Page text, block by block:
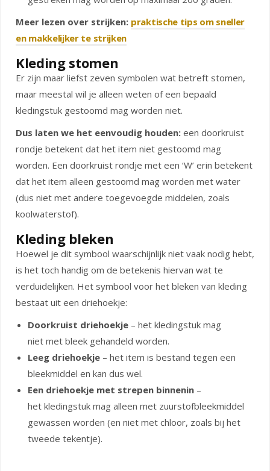
Meer lezen over strijken: praktische tips om sneller
en makkelijker te strijken
Kleding stomen
Er zijn maar liefst zeven symbolen wat betreft stomen,
maar meestal wil je alleen weten of een bepaald
kledingstuk gestoomd mag worden niet.
Dus laten we het eenvoudig houden: een doorkruist
rondje betekent dat het item niet gestoomd mag
worden. Een doorkruist rondje met een ‘W’ erin betekent
dat het item alleen gestoomd mag worden met water
(dus niet met andere toegevoegde middelen, zoals
koolwaterstof).
Kleding bleken
Hoewel je dit symbool waarschijnlijk niet vaak nodig hebt,
is het toch handig om de betekenis hiervan wat te
verduidelijken. Het symbool voor het bleken van kleding
bestaat uit een driehoekje:
Doorkruist driehoekje – het kledingstuk mag
niet met bleek gehandeld worden.
Leeg driehoekje – het item is bestand tegen een
bleekmiddel en kan dus wel.
Een driehoekje met strepen binnenin –
het kledingstuk mag alleen met zuurstofbleekmiddel
gewassen worden (en niet met chloor, zoals bij het
tweede tekentje).